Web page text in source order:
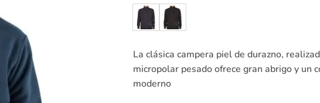
La clásica campera piel de durazno,
micropolar pesado ofrece gran abrigo y un
moderno